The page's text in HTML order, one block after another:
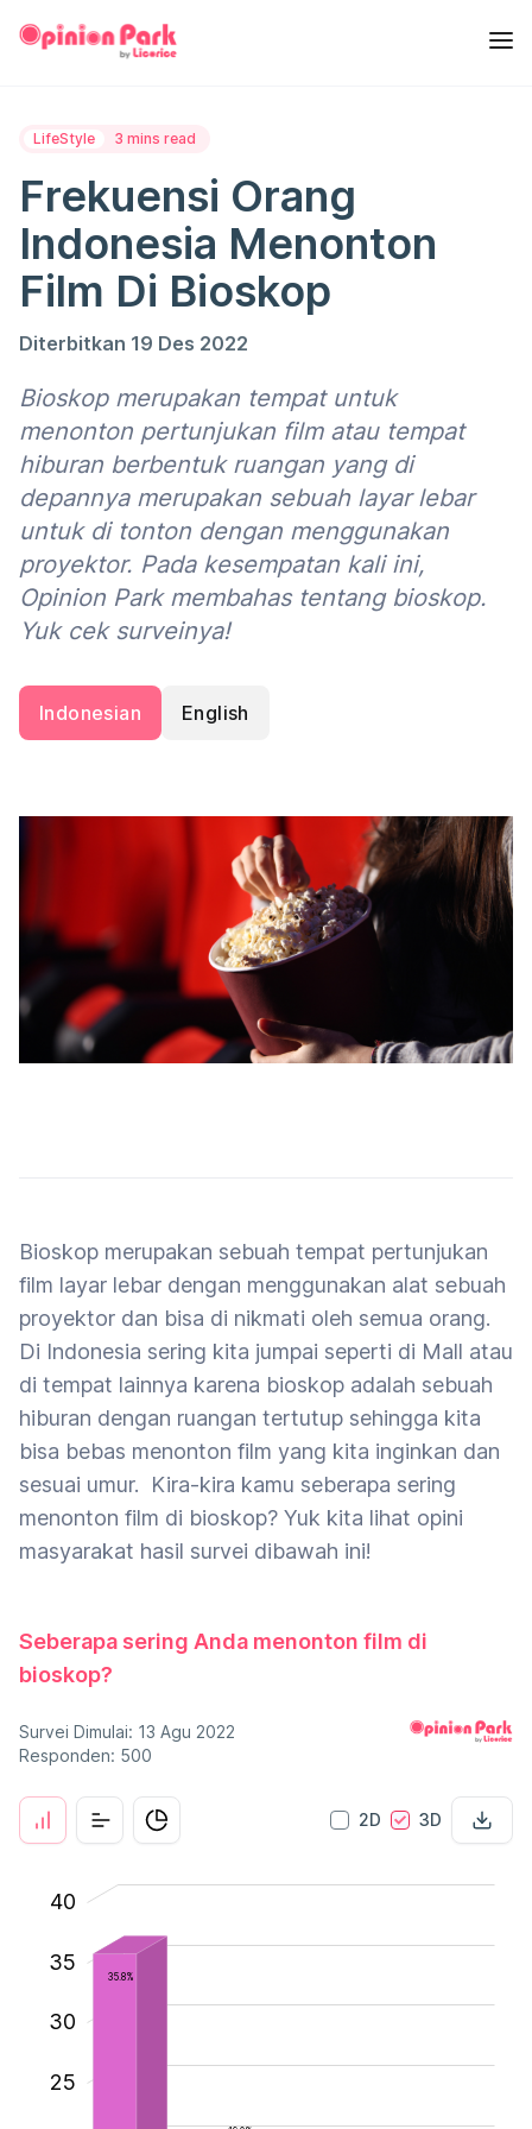
LifeStyle 3 mins read
Frekuensi Orang
Indonesia Menonton
Film Di Bioskop
Diterbitkan 19 Des 2022
Bioskop merupakan tempat untuk
menonton pertunjukan film atau tempat
hiburan berbentuk ruangan yang di
depannya merupakan sebuah layar lebar
untuk di tonton dengan menggunakan
proyektor. Pada kesempatan kali ini,
Opinion Park membahas tentang bioskop.
Yuk cek surveinya!
Indonesian English
Bioskop merupakan sebuah tempat pertunjukan
film layar lebar dengan menggunakan alat sebuah
proyektor dan bisa di nikmati oleh semua orang.
Di Indonesia sering kita jumpai seperti di Mall atau
di tempat lainnya karena bioskop adalah sebuah
hiburan dengan ruangan tertutup sehingga kita
bisa bebas menonton film yang kita inginkan dan
sesuai umur. Kira-kira kamu seberapa sering
menonton film di bioskop? Yuk kita lihat opini
masyarakat hasil survei dibawah ini!
Seberapa sering Anda menonton film di
bioskop?
Survei Dimulai: 13 Agu 2022
Responden: 500
2D 3D
35.8%
25
30
35
40